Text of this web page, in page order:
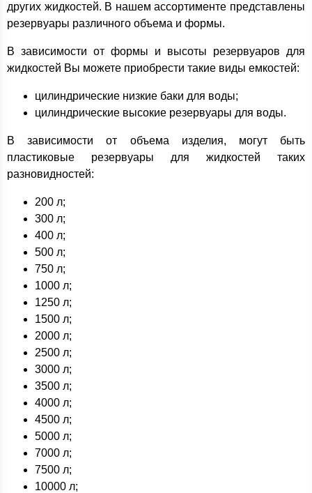
других жидкостей. В нашем ассортименте представлены
резервуары различного объема и формы.
В зависимости от формы и высоты резервуаров для
жидкостей Вы можете приобрести такие виды емкостей:
цилиндрические низкие баки для воды;
цилиндрические высокие резервуары для воды.
В зависимости от объема изделия, могут быть
пластиковые резервуары для жидкостей таких
разновидностей:
200 л;
300 л;
400 л;
500 л;
750 л;
1000 л;
1250 л;
1500 л;
2000 л;
2500 л;
3000 л;
3500 л;
4000 л;
4500 л;
5000 л;
7000 л;
7500 л;
10000 л;